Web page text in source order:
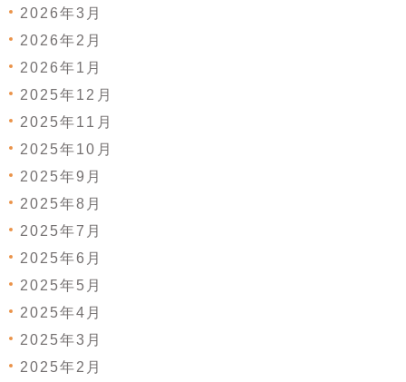
2026年3月
2026年2月
2026年1月
2025年12月
2025年11月
2025年10月
2025年9月
2025年8月
2025年7月
2025年6月
2025年5月
2025年4月
2025年3月
2025年2月